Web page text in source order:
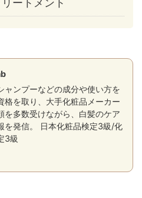
ートメント
ャンプーなどの成分や使い方を
格を取り、大手化粧品メーカー
を多数受けながら、白髪のケア
を発信。 日本化粧品検定3級/化
3級